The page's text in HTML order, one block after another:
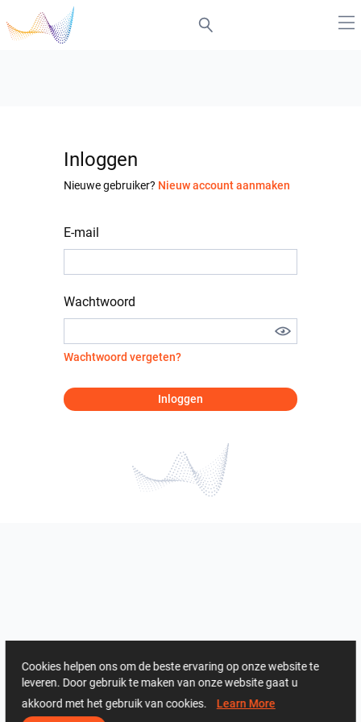
Inloggen
Nieuwe gebruiker? Nieuw account aanmaken
E-mail
Wachtwoord
Wachtwoord vergeten?
Inloggen
Cookies helpen ons om de beste ervaring op onze website te
leveren. Door gebruik te maken van onze website gaat u
akkoord met het gebruik van cookies. Learn More